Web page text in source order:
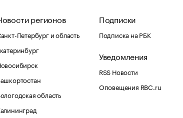
регионов
Петербург и область
область
Подписки
Подписка на РБК
Уведомления
RSS Новости
Оповещения RBC.ru